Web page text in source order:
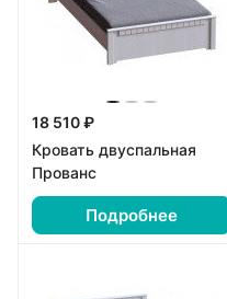
18 510 ₽
Кровать двуспальная
Прованс
Подробнее